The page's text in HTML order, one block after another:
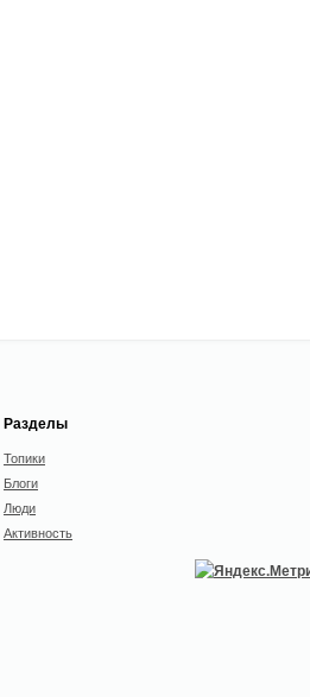
Разделы
Топики
Блоги
Люди
Активность